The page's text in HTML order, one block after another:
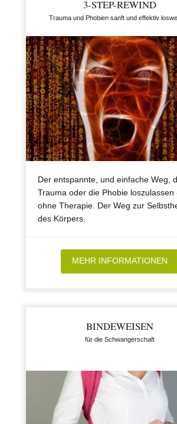
3-STEP-REWIND
Trauma und Phobien sanft und effektiv
Der entspannte, und einfache Weg,
Trauma oder die Phobie loszulassen
ohne Therapie. Der Weg zur
des Körpers.
MEHR INFORMATIONEN
BINDEWEISEN
für die Schwangerschaft